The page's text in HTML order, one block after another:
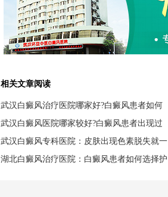
相关文章阅读
武汉白癜风治疗医院哪家好?白癜风患者如何
武汉白癜风医院哪家较好?白癜风患者出现过
武汉白癜风专科医院：皮肤出现色素脱失就一
湖北白癜风治疗医院：白癜风患者如何选择护